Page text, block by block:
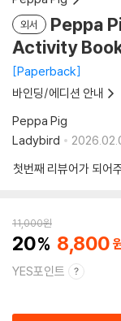
외서
Peppa
Activity
Paperback
바인딩/에디션 안내
Peppa Pig
Ladybird
첫번째 리뷰어가 되어
11,000원
20 8,800
YES포인트